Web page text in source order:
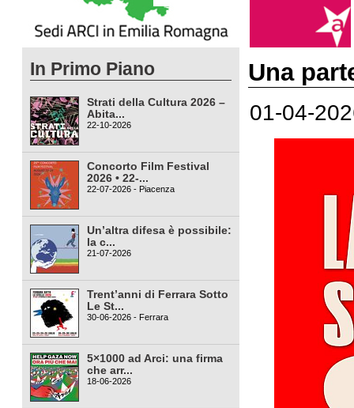
In Primo Piano
Strati della Cultura 2026 –
Abita...
22-10-2026
Concorto Film Festival
2026 • 22-...
22-07-2026 - Piacenza
Un’altra difesa è possibile:
la c...
21-07-2026
Trent’anni di Ferrara Sotto
Le St...
30-06-2026 - Ferrara
5×1000 ad Arci: una firma
che arr...
18-06-2026
Una
01-04-